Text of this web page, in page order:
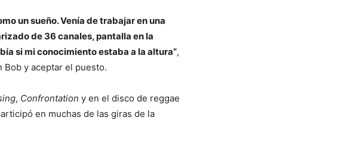
un sueño. Venía de trabajar en una
de 36 canales, pantalla en la
si mi conocimiento estaba a la altura”,
y aceptar el puesto.
, Confrontation y en el disco de reggae
en muchas de las giras de la